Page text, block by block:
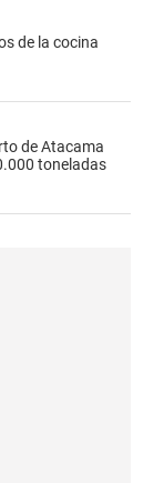
de la cocina
de Atacama
toneladas